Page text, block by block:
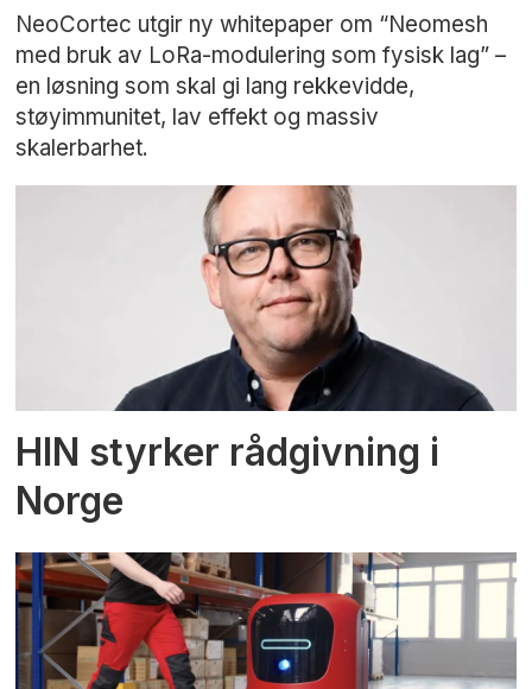
NeoCortec utgir ny whitepaper om “Neomesh
med bruk av LoRa-modulering som fysisk lag” –
en løsning som skal gi lang rekkevidde,
støyimmunitet, lav effekt og massiv
skalerbarhet.
HIN styrker rådgivning i
Norge